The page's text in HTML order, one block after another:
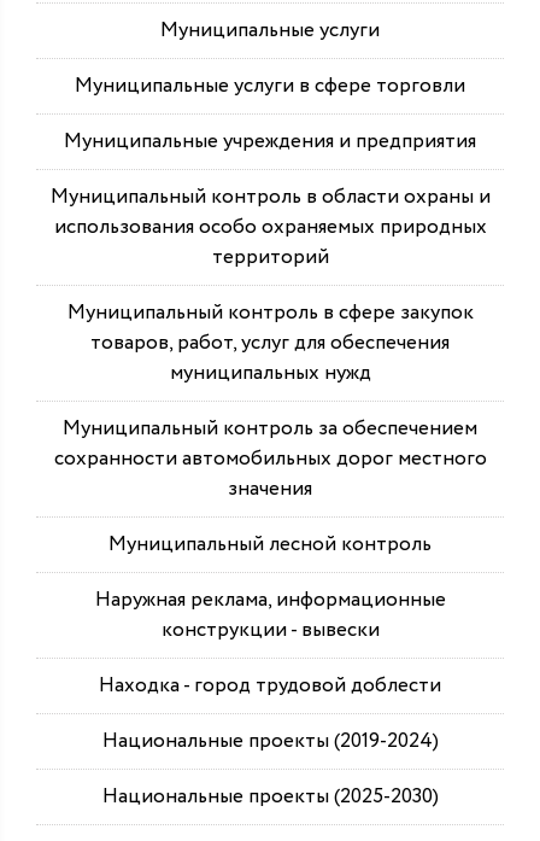
Муниципальные услуги
Муниципальные услуги в сфере торговли
Муниципальные учреждения и предприятия
Муниципальный контроль в области охраны и
использования особо охраняемых природных
территорий
Муниципальный контроль в сфере закупок
товаров, работ, услуг для обеспечения
муниципальных нужд
Муниципальный контроль за обеспечением
сохранности автомобильных дорог местного
значения
Муниципальный лесной контроль
Наружная реклама, информационные
конструкции - вывески
Находка - город трудовой доблести
Национальные проекты (2019-2024)
Национальные проекты (2025-2030)